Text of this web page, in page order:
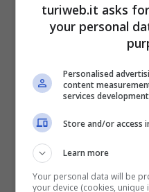
base al loro peso,
categoria di a cui
a mettere a posto
turiweb.it asks
your personal
Personalised
content
services development
Store and/or access
Learn more
Your personal data will be
your device (cookies,